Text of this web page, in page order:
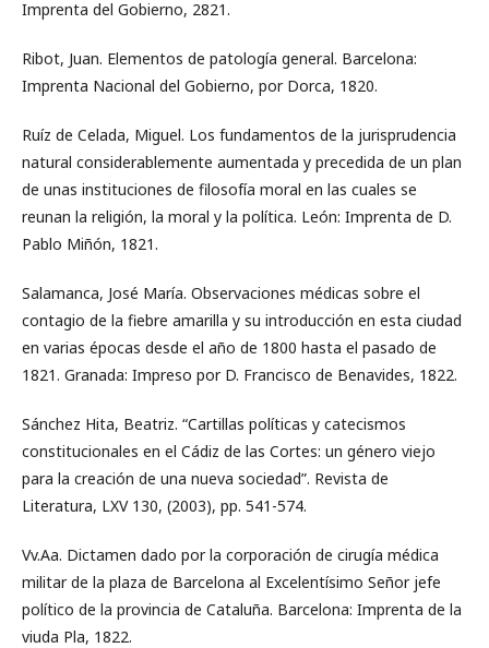
Imprenta del Gobierno, 2821.
Ribot, Juan. Elementos de patología general. Barcelona:
Imprenta Nacional del Gobierno, por Dorca, 1820.
Ruíz de Celada, Miguel. Los fundamentos de la jurisprudencia
natural considerablemente aumentada y precedida de un plan
de unas instituciones de filosofía moral en las cuales se
reunan la religión, la moral y la política. León: Imprenta de D.
Pablo Miñón, 1821.
Salamanca, José María. Observaciones médicas sobre el
contagio de la fiebre amarilla y su introducción en esta ciudad
en varias épocas desde el año de 1800 hasta el pasado de
1821. Granada: Impreso por D. Francisco de Benavides, 1822.
Sánchez Hita, Beatriz. “Cartillas políticas y catecismos
constitucionales en el Cádiz de las Cortes: un género viejo
para la creación de una nueva sociedad”. Revista de
Literatura, LXV 130, (2003), pp. 541-574.
Vv.Aa. Dictamen dado por la corporación de cirugía médica
militar de la plaza de Barcelona al Excelentísimo Señor jefe
político de la provincia de Cataluña. Barcelona: Imprenta de la
viuda Pla, 1822.